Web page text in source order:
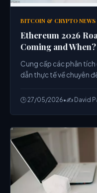
BITCOIN & CRYPTO NEWS
Ethereum 2026
Coming and When?
Cung cấp các phân tích
dẫn thực tế về chuyên
🕒 27/05/2026•✍️ David